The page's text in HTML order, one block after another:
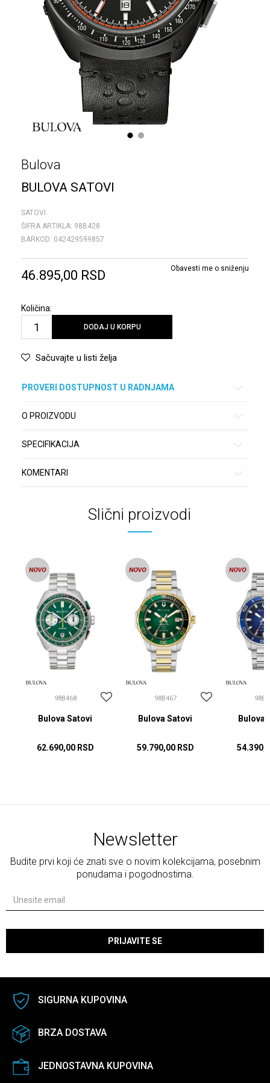
1 2
Bulova
BULOVA SATOVI
SATOVI
ŠIFRA ARTIKLA: 98B428
BARKOD: 042429599857
46.895,00 RSD Obavesti me o sniženju
Količina:
DODAJ U KORPU
Sačuvajte u listi želja
PROVERI DOSTUPNOST U RADNJAMA
O PROIZVODU
SPECIFIKACIJA
KOMENTARI
Slični proizvodi
98B468
Bulova Satovi
62.690,00 RSD
98B467
Bulova Satovi
59.790,00 RSD
Bulova
Newsletter
Budite prvi koji će znati sve o novim kolekcijama, posebnim
ponudama i pogodnostima.
PRIJAVITE SE
SIGURNA KUPOVINA
BRZA DOSTAVA
JEDNOSTAVNA KUPOVINA